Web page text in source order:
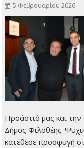
5 Φεβρουαρίου 2026
Προάστιό μας και
Δήμος Φιλοθέης-
κατέθεσε προσφυγή